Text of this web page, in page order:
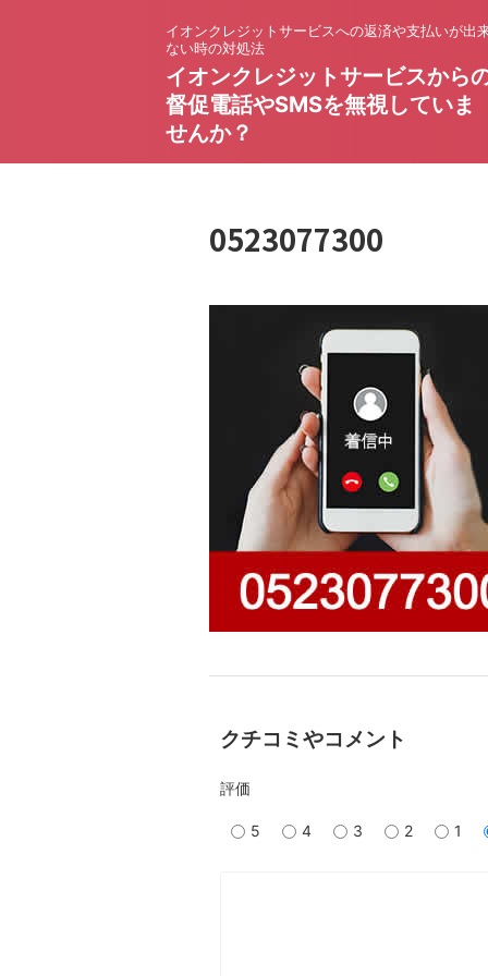
イオンクレジットサービスへの返済や支払いが出
ない時の対処法
イオンクレジットサービスから
督促電話やSMSを無視していま
せんか？
0523077300
クチコミやコメント
評価
5 4 3 2 1